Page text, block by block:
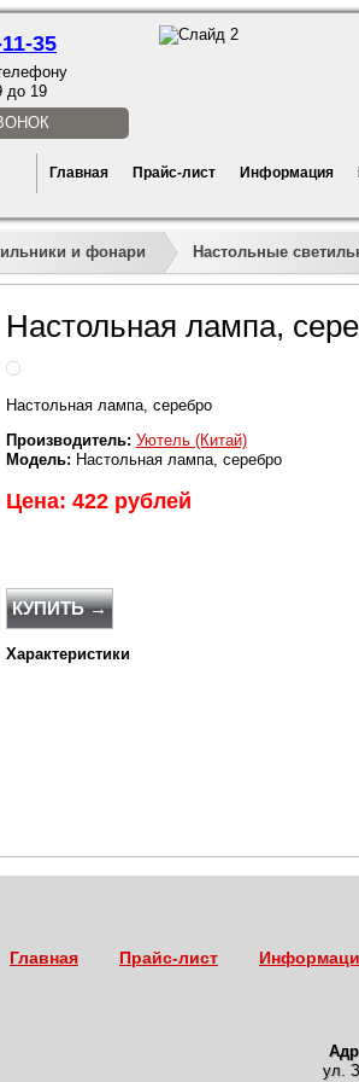
35
до 19
Главная Прайс-лист Информация
и фонари Настольные
Настольная лампа,
Настольная лампа, серебро
Производитель: Уютель (Китай)
Модель: Настольная лампа, серебро
Цена: 422 рублей
КУПИТЬ →
Характеристики
Главная Прайс-лист
ул.